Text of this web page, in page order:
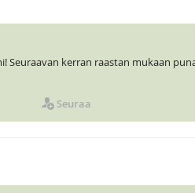
Seuraavan kerran raastan mukaan
Seuraa